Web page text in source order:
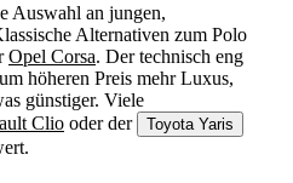
Auswahl an jungen,
Alternativen zum Polo
Opel Corsa. Der technisch eng
höheren Preis mehr Luxus,
günstiger. Viele
Clio oder der Toyota Yaris